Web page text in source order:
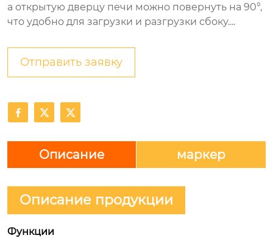
а открытую дверцу печи можно повернуть на 90°,
что удобно для загрузки и разгрузки сбоку....
Отправить заявку
  
Описание маркер
Описание продукции
Функции